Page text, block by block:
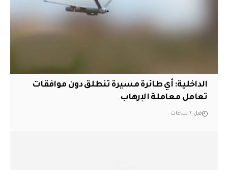
الداخلية: أي طائرة مسيرة تنطلق دون موافقات
تعامل معاملة الإرهاب
قبل 7 ساعات